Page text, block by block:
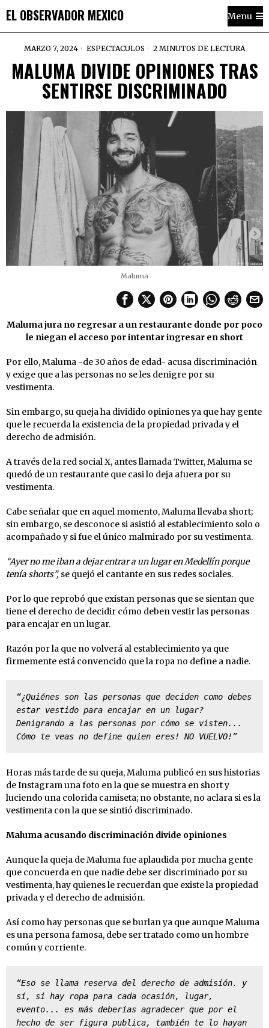
EL OBSERVADOR MEXICO Menu
MARZO 7, 2024 ESPECTACULOS 2 MINUTOS DE LECTURA
MALUMA DIVIDE OPINIONES TRAS
SENTIRSE DISCRIMINADO
Maluma
Maluma jura no regresar a un restaurante donde por poco
le niegan el acceso por intentar ingresar en short
Por ello, Maluma -de 30 años de edad- acusa discriminación
y exige que a las personas no se les denigre por su
vestimenta.
Sin embargo, su queja ha dividido opiniones ya que hay gente
que le recuerda la existencia de la propiedad privada y el
derecho de admisión.
A través de la red social X, antes llamada Twitter, Maluma se
quedó de un restaurante que casi lo deja afuera por su
vestimenta.
Cabe señalar que en aquel momento, Maluma llevaba short;
sin embargo, se desconoce si asistió al establecimiento solo o
acompañado y si fue el único malmirado por su vestimenta.
“Ayer no me iban a dejar entrar a un lugar en Medellín porque
tenía shorts”, se quejó el cantante en sus redes sociales.
Por lo que reprobó que existan personas que se sientan que
tiene el derecho de decidir cómo deben vestir las personas
para encajar en un lugar.
Razón por la que no volverá al establecimiento ya que
firmemente está convencido que la ropa no define a nadie.
“¿Quiénes son las personas que deciden como debes
estar vestido para encajar en un lugar?
Denigrando a las personas por cómo se visten...
Cómo te veas no define quien eres! NO VUELVO!”
Horas más tarde de su queja, Maluma publicó en sus historias
de Instagram una foto en la que se muestra en short y
luciendo una colorida camiseta; no obstante, no aclara si es la
vestimenta con la que se sintió discriminado.
Maluma acusando discriminación divide opiniones
Aunque la queja de Maluma fue aplaudida por mucha gente
que concuerda en que nadie debe ser discriminado por su
vestimenta, hay quienes le recuerdan que existe la propiedad
privada y el derecho de admisión.
Así como hay personas que se burlan ya que aunque Maluma
es una persona famosa, debe ser tratado como un hombre
común y corriente.
“Eso se llama reserva del derecho de admisión. y
sí, si hay ropa para cada ocasión, lugar,
evento... es más deberías agradecer que por el
hecho de ser figura publica, también te lo hayan